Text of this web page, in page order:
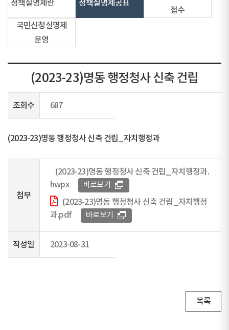
정책실명제란 정책실명제공표
접수
국민신청실명제
운영
(2023-23)명동 행정청사 신축 건립
조회수 687
(2023-23)명동 행정청사 신축 건립_자치행정과
첨부
(2023-23)명동 행정청사 신축 건립_자치행정과.
hwpx
바로보기
(2023-23)명동 행정청사 신축 건립_자치행정
과.pdf
바로보기
작성일 2023-08-31
목록